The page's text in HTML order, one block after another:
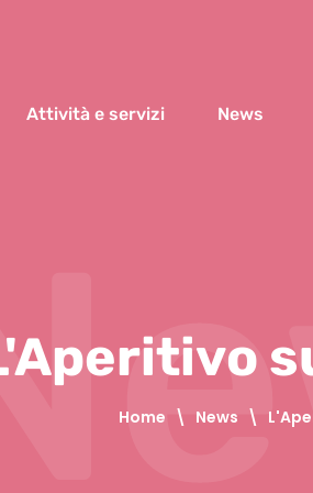
Attività e servizi News
Home \ News \